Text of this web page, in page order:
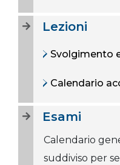
Lezioni
Svolgimento
Calendario
Esami
Calendario
suddiviso per